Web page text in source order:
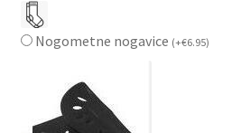
Nogometne nogavice (+€6.95)